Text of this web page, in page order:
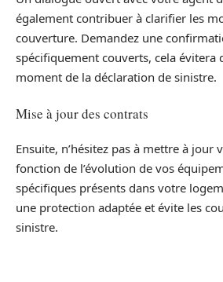
également contribuer à clarifier les
couverture. Demandez une
spécifiquement couverts, cela évitera
moment de la déclaration de sinistre.
Mise à jour des contrats
Ensuite, n’hésitez pas à mettre à jour
fonction de l’évolution de vos
spécifiques présents dans votre
une protection adaptée et évite les
sinistre.